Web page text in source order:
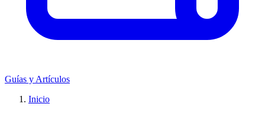
Guías y Artículos
Inicio